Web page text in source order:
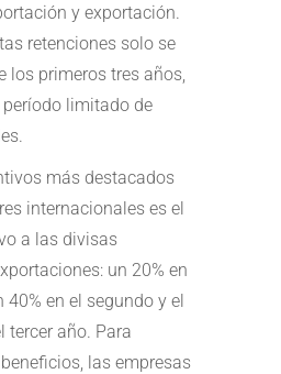
y exportación.
retenciones solo se
los primeros tres años,
limitado de
más destacados
internacionales es el
a las divisas
un 20% en
40% en el segundo y el
tercer año. Para
las empresas